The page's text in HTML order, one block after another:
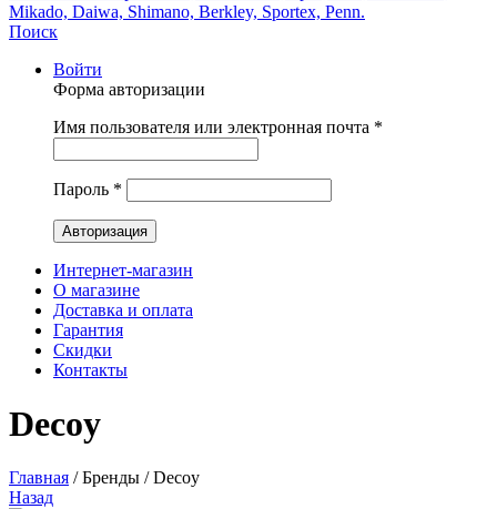
Поиск
Войти
Форма авторизации
Имя пользователя или электронная почта *
Пароль *
Интернет-магазин
О магазине
Доставка и оплата
Гарантия
Скидки
Контакты
Decoy
Главная /Бренды /Decoy
Назад